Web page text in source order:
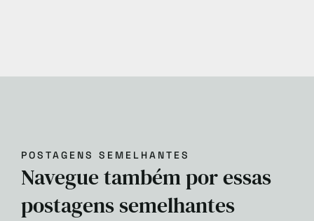
POSTAGENS SEMELHANTES
Navegue também por essas
postagens semelhantes